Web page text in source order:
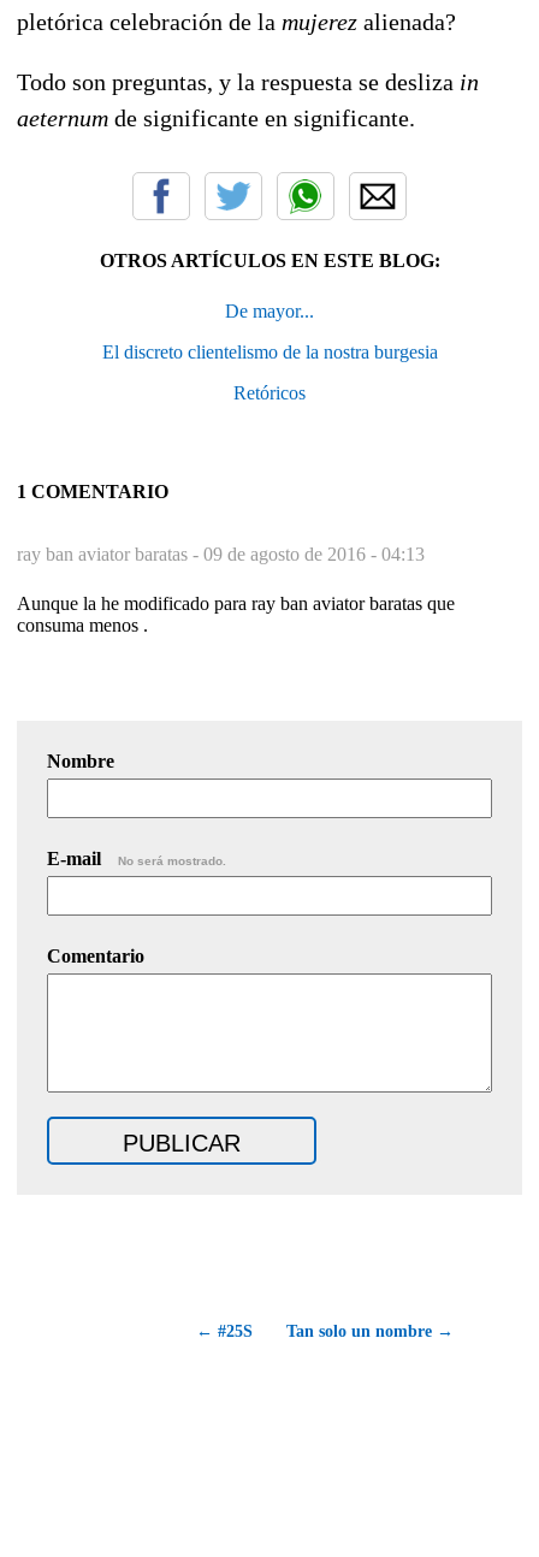
pletórica celebración de la mujerez alienada?
Todo son preguntas, y la respuesta se desliza in
aeternum de significante en significante.
OTROS ARTÍCULOS EN ESTE BLOG:
De mayor...
El discreto clientelismo de la nostra burgesia
Retóricos
1 COMENTARIO
ray ban aviator baratas - 09 de agosto de 2016 - 04:13
Aunque la he modificado para ray ban aviator baratas que
consuma menos .
Nombre
E-mail No será mostrado.
Comentario
← #25S Tan solo un nombre →